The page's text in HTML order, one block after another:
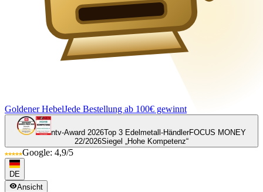
Goldener HebelJede Bestellung ab 100€ gewinnt
ntv-Award 2026Top 3 Edelmetall-HändlerFOCUS MONEY
22/2026Siegel „Hohe Kompetenz“
Google: 4,9/5
DE
Ansicht